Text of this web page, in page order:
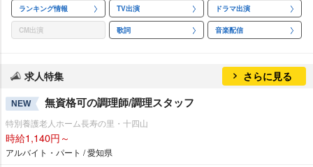
ランキング情報 TV出演 ドラマ出演
CM出演 歌詞 音楽配信
求人特集 さらに見る
NEW 無資格可の調理師/調理スタッフ
特別養護老人ホーム長寿の里・十四山
時給1,140円～
アルバイト・パート / 愛知県